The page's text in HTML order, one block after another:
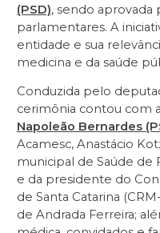
(PSD), sendo
parlamentares. A
entidade e sua
medicina e da saúde
Conduzida pelo
cerimônia contou com
Napoleão Bernardes
Acamesc, Anastácio
municipal de Saúde de
e da presidente do
de Santa Catarina
de Andrada Ferreira;